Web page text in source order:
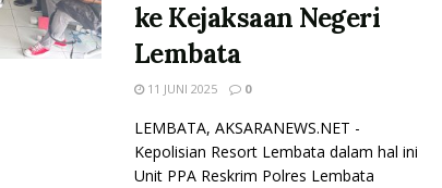
ke Kejaksaan Negeri
Lembata
11 JUNI 2025 0
LEMBATA, AKSARANEWS.NET -
Kepolisian Resort Lembata dalam hal ini
Unit PPA Reskrim Polres Lembata